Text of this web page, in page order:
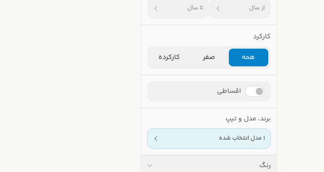
از سال تا سال
کارکرد
همه
صفر کارکرده
اقساطی
برند، مدل و تیپ
1 مدل انتخاب شده
رنگ